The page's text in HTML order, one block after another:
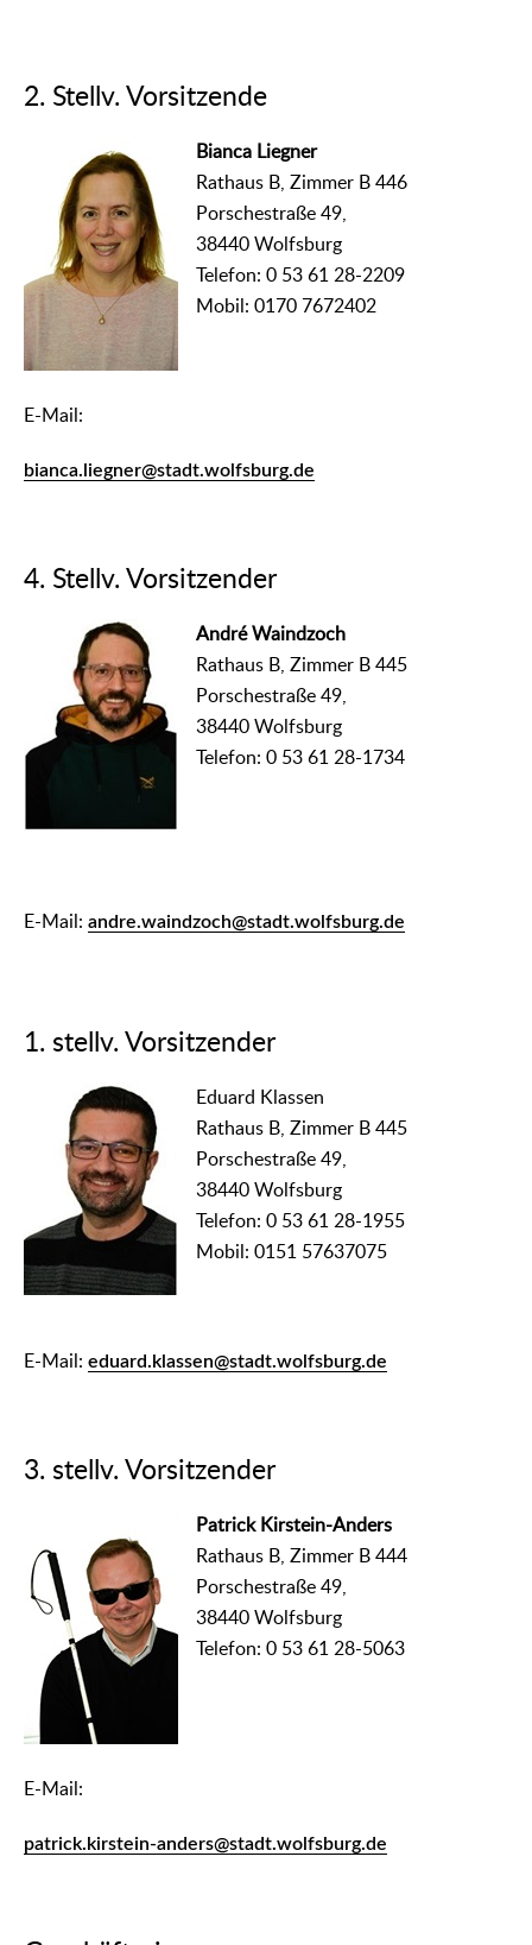
2. Stellv. Vorsitzende
Bianca Liegner
Rathaus B, Zimmer B 446
Porschestraße 49,
38440 Wolfsburg
Telefon: 0 53 61 28-2209
Mobil: 0170 7672402
E-Mail:
bianca.liegner@stadt.wolfsburg.de
4. Stellv. Vorsitzender
André Waindzoch
Rathaus B, Zimmer B 445
Porschestraße 49,
38440 Wolfsburg
Telefon: 0 53 61 28-1734
E-Mail: andre.waindzoch@stadt.wolfsburg.de
1. stellv. Vorsitzender
Eduard Klassen
Rathaus B, Zimmer B 445
Porschestraße 49,
38440 Wolfsburg
Telefon: 0 53 61 28-1955
Mobil: 0151 57637075
E-Mail: eduard.klassen@stadt.wolfsburg.de
3. stellv. Vorsitzender
Patrick Kirstein-Anders
Rathaus B, Zimmer B 444
Porschestraße 49,
38440 Wolfsburg
Telefon: 0 53 61 28-5063
E-Mail:
patrick.kirstein-anders@stadt.wolfsburg.de